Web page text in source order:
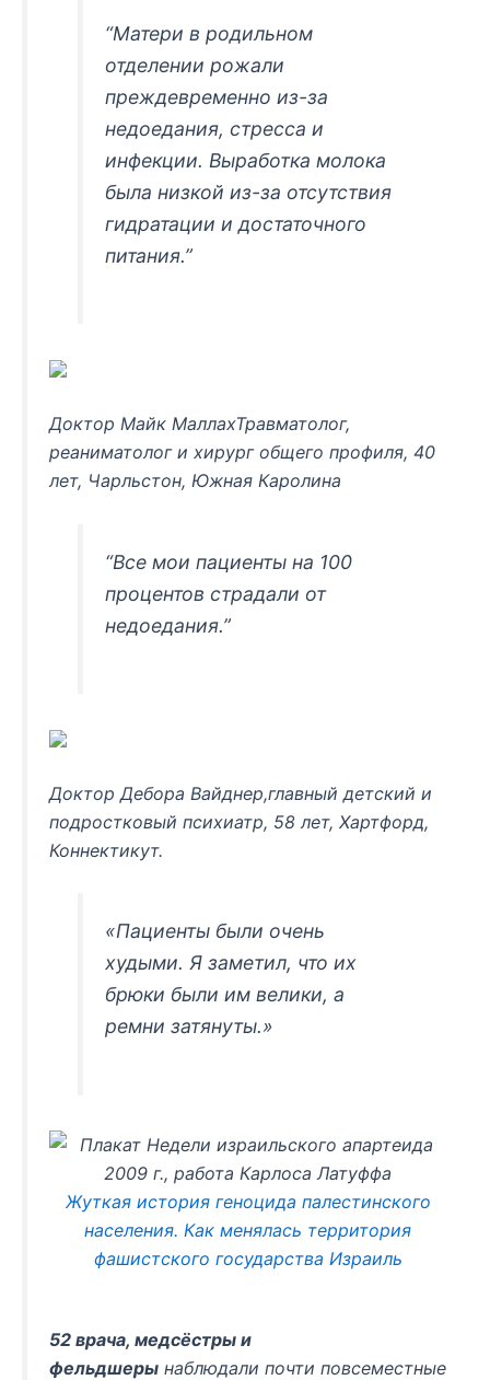
“Матери в родильном
отделении рожали
преждевременно из-за
недоедания, стресса и
инфекции. Выработка молока
была низкой из-за отсутствия
гидратации и достаточного
питания.”
Доктор Майк МаллахТравматолог,
реаниматолог и хирург общего профиля, 40
лет, Чарльстон, Южная Каролина
“Все мои пациенты на 100
процентов страдали от
недоедания.”
Доктор Дебора Вайднер,главный детский и
подростковый психиатр, 58 лет, Хартфорд,
Коннектикут.
«Пациенты были очень
худыми. Я заметил, что их
брюки были им велики, а
ремни затянуты.»
Жуткая история геноцида палестинского
населения. Как менялась территория
фашистского государства Израиль
52 врача, медсёстры и
фельдшеры наблюдали почти повсеместные